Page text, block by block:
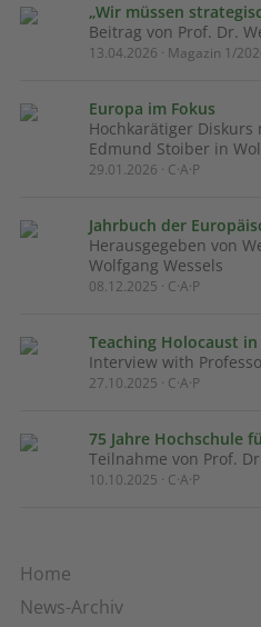
Home
News-Archiv
„Wir müssen
Beitrag von Prof. Dr.
13.04.2026 · Magazin 1/
Europa im Fokus
Hochkarätiger
Edmund Stoiber in
29.01.2026 · C·A·P
Jahrbuch der
Herausgegeben von
Wolfgang Wessels
08.12.2025 · C·A·P
Teaching Holocaust
Interview with
27.10.2025 · C·A·P
75 Jahre Hochschule
Teilnahme von Prof.
10.10.2025 · C·A·P